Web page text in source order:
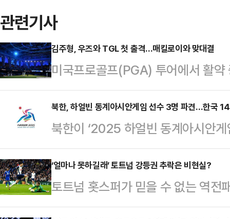
관련기사
김주형, 우즈와 TGL 첫 출격…매킬로이와 맞대결
미국프로골프(PGA) 투어에서 활
김주형은 28일(한국시간) 미국 플
열리는 스크린골프 리그 TGL 4주
황제' 타이거 우즈와 로리 매킬로이
6개팀이 참가 중이며 팀당 4명, 경
즈, 케빈 키스너, 맥스 호마와 함께
터 링크스 골프클럽은 지난 15일
출전하…
북한, 하얼빈 동계아시안게임 선수 3명 파견…한국
북한이 ‘2025 하얼빈 동계아시안
다.26일 대회 조직위원회 발표에
겨 페어 렴대옥-한금철 조, 남자 싱
판으로 삿포로 아시안게임에서 동
게임에 피겨 2명, 쇼트트랙 5명을
‘얼마나 못하길래’ 토트넘 강등권 추락은 비현실?
토트넘 홋스퍼가 믿을 수 없는 역전
은 26일(한국시간) 토트넘 홋스퍼